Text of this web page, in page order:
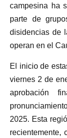
campesina ha
parte de
disidencias de
operan en el
El inicio de
viernes 2 de
aprobación
2025. Esta
recientemente,